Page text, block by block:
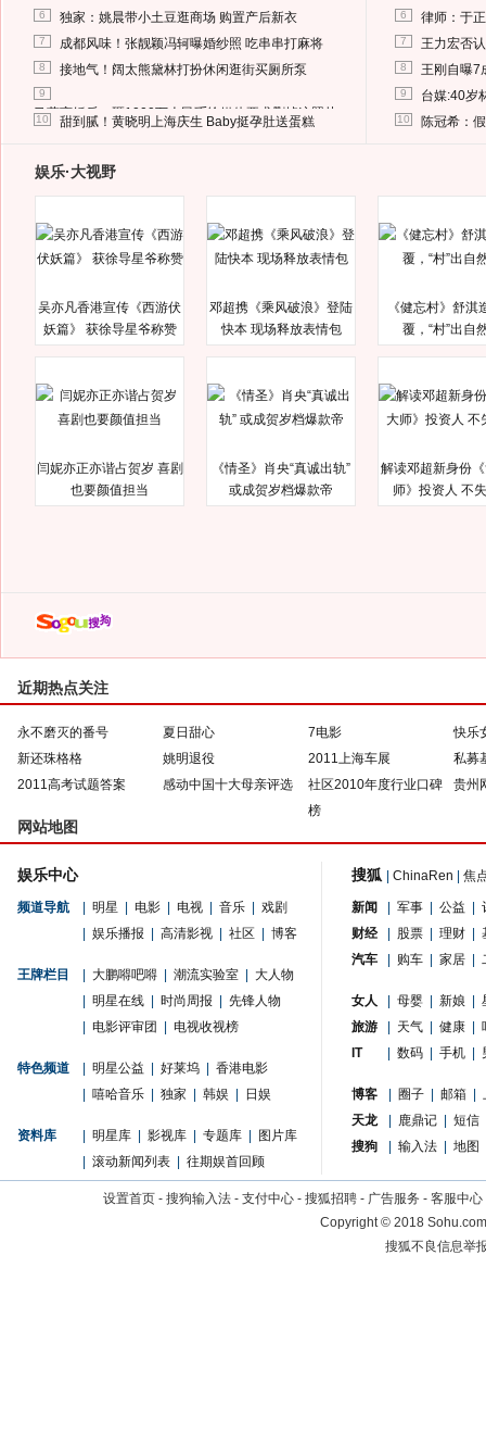
6 独家：姚晨带小土豆逛商场 购置产后新衣
7 成都风味！张靓颖冯轲曝婚纱照 吃串串打麻将
8 接地气！阔太熊黛林打扮休闲逛街买厕所泵
9
马蓉离婚后，砸1000万人民币给媒体要求删掉这照片
10 甜到腻！黄晓明上海庆生 Baby挺孕肚送蛋糕
6 律师：于
7 王力宏否
8 王刚自曝7
9 台媒:40岁
10 陈冠希：
娱乐·大视野
吴亦凡香港宣传《西游伏
妖篇》 获徐导星爷称赞
邓超携《乘风破浪》登陆
快本 现场释放表情包
《健忘村》舒淇
覆，“村”出自
闫妮亦正亦谐占贺岁 喜剧
也要颜值担当
《情圣》肖央“真诚出轨”
或成贺岁档爆款帝
解读邓超新身份
师》投资人 不
近期热点关注
永不磨灭的番号 夏日甜心 7电影
快乐
新还珠格格
姚明退役 2011上海车展
私募
2011高考试题答案
感动中国十大母亲评选
社区2010年度行业口碑
榜
贵州
网站地图
娱乐中心
频道导航 明星 电影 电视 音乐
戏剧
娱乐播报 高清影视 社区 博客
王牌栏目 大鹏嘚吧嘚 潮流实验室
大人物
明星在线 时尚周报
先锋人物
电影评审团 电视收视榜
特色频道 明星公益 好莱坞
香港电影
嘻哈音乐 独家 韩娱 日娱
资料库 明星库 影视库 专题库
图片库
滚动新闻列表 往期娱首回顾
搜狐 ChinaRen 焦
新闻 军事 公益
财经
股票 理财
汽车
购车 家居
女人 母婴 新娘
旅游
天气 健康
IT
数码 手机
博客 圈子 邮箱
天龙
鹿鼎记
短信
搜狗
输入法 地图
设置首页 - 搜狗输入法 - 支付中心 - 搜狐招聘 - 广告服务 - 客服中心
Copyright©2018
搜狐不良信息举